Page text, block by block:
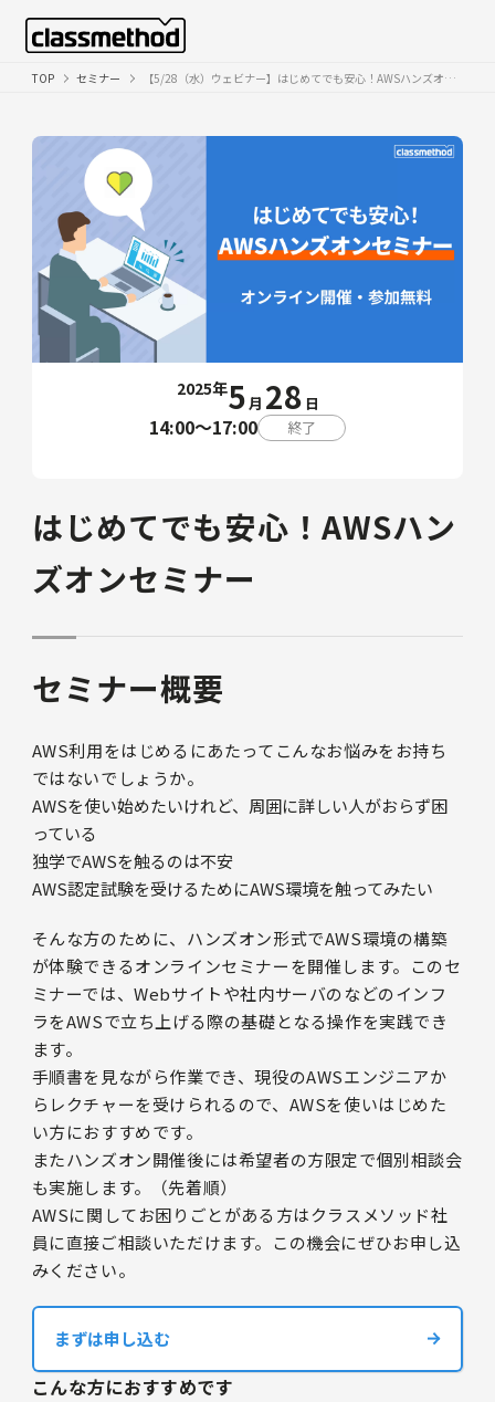
TOP セミナー 【5/28（水）ウェビナー】はじめてでも安心！AWSハンズオンセミナー
2025年5月 28 日
14:00〜17:00 終了
はじめてでも安心！AWSハン
ズオンセミナー
セミナー概要
AWS利用をはじめるにあたってこんなお悩みをお持ち
ではないでしょうか。
AWSを使い始めたいけれど、周囲に詳しい人がおらず困
っている
独学でAWSを触るのは不安
AWS認定試験を受けるためにAWS環境を触ってみたい
そんな方のために、ハンズオン形式でAWS環境の構築
が体験できるオンラインセミナーを開催します。このセ
ミナーでは、Webサイトや社内サーバのなどのインフ
ラをAWSで立ち上げる際の基礎となる操作を実践でき
ます。
手順書を見ながら作業でき、現役のAWSエンジニアか
らレクチャーを受けられるので、AWSを使いはじめた
い方におすすめです。
またハンズオン開催後には希望者の方限定で個別相談会
も実施します。（先着順）
AWSに関してお困りごとがある方はクラスメソッド社
員に直接ご相談いただけます。この機会にぜひお申し込
みください。
まずは申し込む
こんな方におすすめです